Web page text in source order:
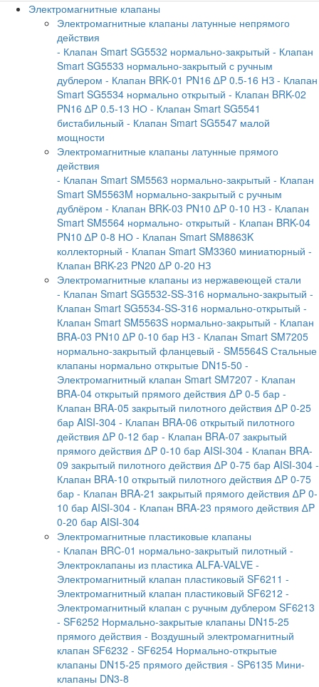
Электромагнитные клапаны
Электромагнитные клапаны латунные непрямого
действия
- Клапан Smart SG5532 нормально-закрытый - Клапан
Smart SG5533 нормально-закрытый с ручным
дублером - Клапан BRK-01 PN16 ∆P 0.5-16 НЗ - Клапан
Smart SG5534 нормально открытый - Клапан BRK-02
PN16 ∆P 0.5-13 НО - Клапан Smart SG5541
бистабильный - Клапан Smart SG5547 малой
мощности
Электромагнитные клапаны латунные прямого
действия
- Клапан Smart SM5563 нормально-закрытый - Клапан
Smart SM5563M нормально-закрытый с ручным
дублёром - Клапан BRK-03 PN10 ∆P 0-10 НЗ - Клапан
Smart SM5564 нормально- открытый - Клапан BRK-04
PN10 ∆P 0-8 НО - Клапан Smart SM8863K
коллекторный - Клапан Smart SM3360 миниатюрный -
Клапан BRK-23 PN20 ∆P 0-20 НЗ
Электромагнитные клапаны из нержавеющей стали
- Клапан Smart SG5532-SS-316 нормально-закрытый -
Клапан Smart SG5534-SS-316 нормально-открытый -
Клапан Smart SM5563S нормально-закрытый - Клапан
BRA-03 PN10 ∆P 0-10 бар НЗ - Клапан Smart SM7205
нормально-закрытый фланцевый - SM5564S Стальные
клапаны нормально открытые DN15-50 -
Электромагнитный клапан Smart SM7207 - Клапан
BRA-04 открытый прямого действия ∆P 0-5 бар -
Клапан BRA-05 закрытый пилотного действия ∆P 0-25
бар AISI-304 - Клапан BRA-06 открытый пилотного
действия ∆P 0-12 бар - Клапан BRA-07 закрытый
прямого действия ∆P 0-10 бар AISI-304 - Клапан BRA-
09 закрытый пилотного действия ∆P 0-75 бар AISI-304 -
Клапан BRA-10 открытый пилотного действия ∆P 0-75
бар - Клапан BRA-21 закрытый прямого действия ∆P 0-
10 бар AISI-304 - Клапан BRA-23 прямого действия ∆P
0-20 бар AISI-304
Электромагнитные пластиковые клапаны
- Клапан BRC-01 нормально-закрытый пилотный -
Электроклапаны из пластика ALFA-VALVE -
Электромагнитный клапан пластиковый SF6211 -
Электромагнитный клапан пластиковый SF6212 -
Электромагнитный клапан с ручным дублером SF6213
- SF6252 Нормально-закрытые клапаны DN15-25
прямого действия - Воздушный электромагнитный
клапан SF6232 - SF6254 Нормально-открытые
клапаны DN15-25 прямого действия - SP6135 Мини-
клапаны DN3-8